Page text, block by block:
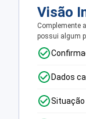
Visão
Complemente
possui algum
Dados
Situação